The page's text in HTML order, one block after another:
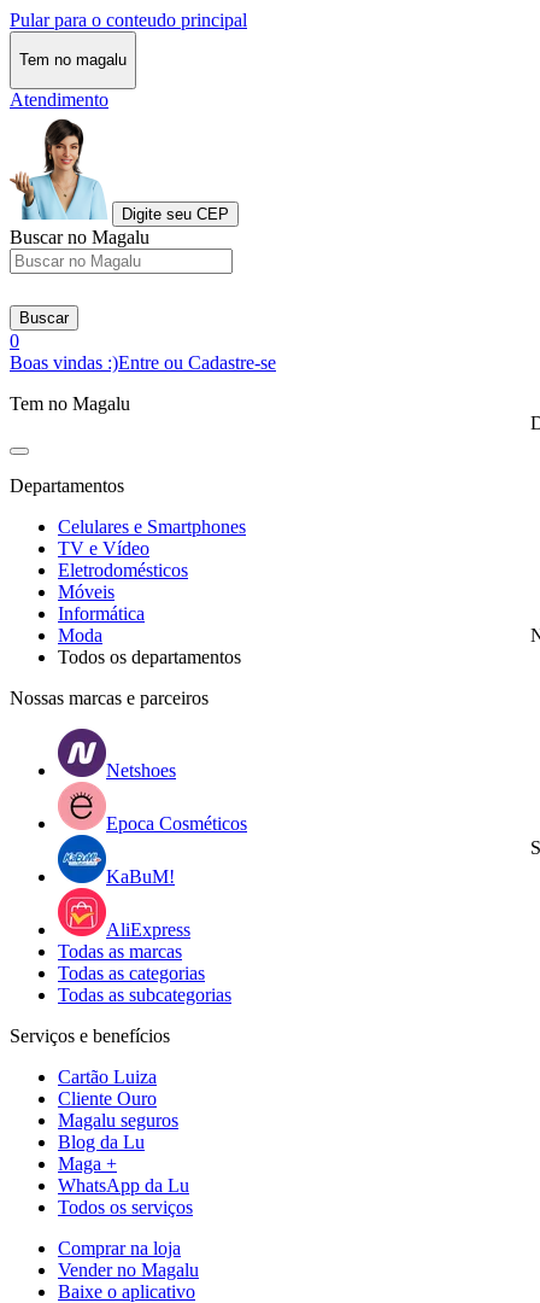
Pular para o conteudo principal
Tem no magalu
Atendimento
Digite seu CEP
Buscar no Magalu
Buscar
0
Boas vindas :)Entre ou Cadastre-se
Tem no Magalu
Departamentos
Celulares e Smartphones
TV e Vídeo
Eletrodomésticos
Móveis
Informática
Moda
Todos os departamentos
Nossas marcas e parceiros
Netshoes
Epoca Cosméticos
KaBuM!
AliExpress
Todas as marcas
Todas as categorias
Todas as subcategorias
Serviços e benefícios
Cartão Luiza
Cliente Ouro
Magalu seguros
Blog da Lu
Maga +
WhatsApp da Lu
Todos os serviços
Comprar na loja
Vender no Magalu
Baixe o aplicativo